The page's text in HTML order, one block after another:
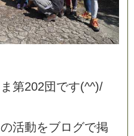
ま 第202団です(^^)/
の活動をブロ グで掲